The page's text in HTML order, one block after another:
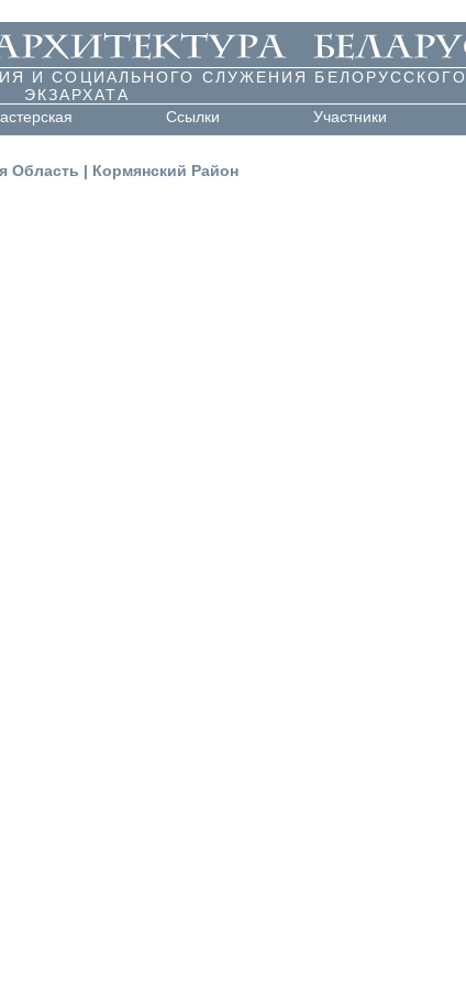
И СОЦИАЛЬНОГО СЛУЖЕНИЯ БЕЛОРУССКОГО
ЭКЗАРХАТА
Ссылки Участники
Область | Кормянский Район